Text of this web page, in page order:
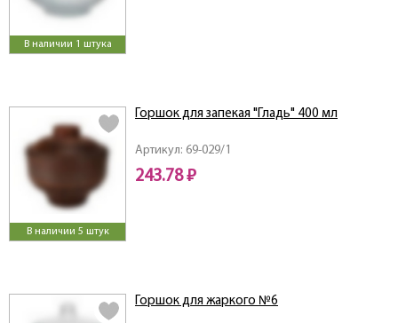
В наличии 1 штука
В наличии 5 штук
Артикул: 69-029/1
Горшок для запекая "Гладь" 400 мл
243.78 ₽
Горшок для жаркого №6